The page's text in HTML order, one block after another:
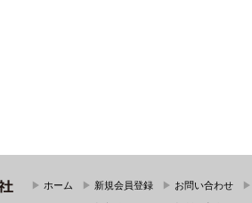
▶ ホーム ▶ 新規会員登録 ▶ お問い合わせ